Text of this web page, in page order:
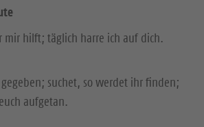
mir hilft; täglich harre ich auf dich.
suchet, so werdet ihr finden;
aufgetan.